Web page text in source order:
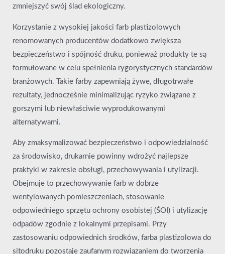
zmniejszyć swój ślad ekologiczny.
Korzystanie z wysokiej jakości farb plastizolowych
renomowanych producentów dodatkowo zwiększa
bezpieczeństwo i spójność druku, ponieważ produkty te są
formułowane w celu spełnienia rygorystycznych standardów
branżowych. Takie farby zapewniają żywe, długotrwałe
rezultaty, jednocześnie minimalizując ryzyko związane z
gorszymi lub niewłaściwie wyprodukowanymi
alternatywami.
Aby zmaksymalizować bezpieczeństwo i odpowiedzialność
za środowisko, drukarnie powinny wdrożyć najlepsze
praktyki w zakresie obsługi, przechowywania i utylizacji.
Obejmuje to przechowywanie farb w dobrze
wentylowanych pomieszczeniach, stosowanie
odpowiedniego sprzętu ochrony osobistej (ŚOI) i utylizację
odpadów zgodnie z lokalnymi przepisami. Przy
zastosowaniu odpowiednich środków, farba plastizolowa do
sitodruku pozostaje zaufanym rozwiązaniem do tworzenia